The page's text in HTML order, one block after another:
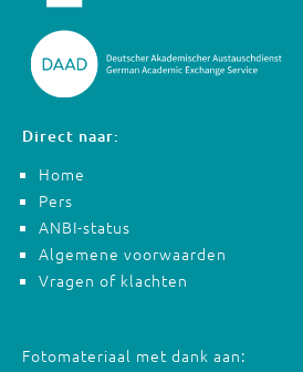
Direct naar:
Home
Pers
ANBI-status
Algemene voorwaarden
Vragen of klachten
Fotomateriaal met dank aan: